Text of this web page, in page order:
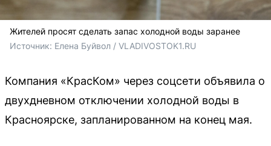
Жителей просят сделать запас холодной воды заранее
Источник: Елена Буйвол / VLADIVOSTOK1.RU
Компания «КрасКом» через соцсети объявила о
двухдневном отключении холодной воды в
Красноярске, запланированном на конец мая.